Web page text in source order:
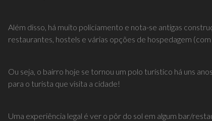
Além disso, há muito policiamento e nota-se antigas
restaurantes, hostels e várias opções de hospedagem
Ou seja, o bairro hoje se tornou um polo turístico há uns
para o turista que visita a cidade!
Uma experiência legal é ver o pôr do sol em algum bar/